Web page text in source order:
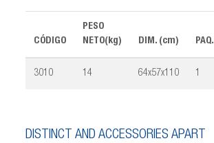
CÓDIGO
PESO
NETO(kg)
DIM. (cm) PAQ.
3010 14 64x57x110 1
DISTINCT AND ACCESSORIES APART